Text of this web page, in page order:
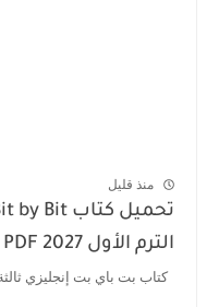
منذ قليل
الترم الأول 2027 PDF (الكتاب والملحق)
كتاب بت باي بت إنجليزي ثالثة